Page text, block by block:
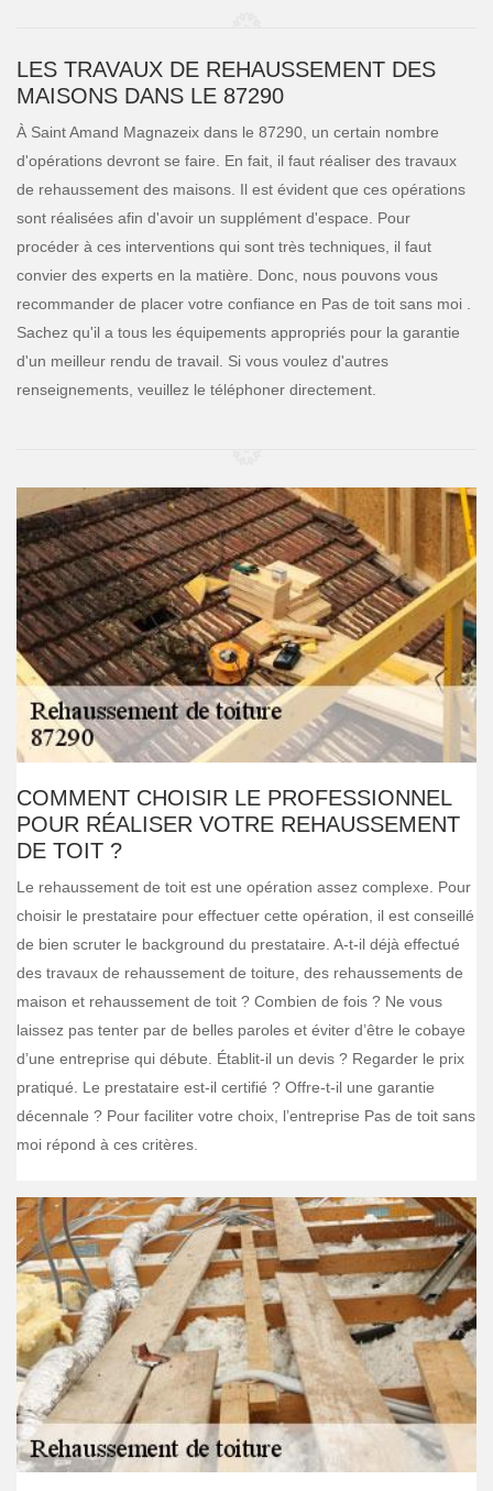
LES TRAVAUX DE REHAUSSEMENT DES
MAISONS DANS LE 87290
À Saint Amand Magnazeix dans le 87290, un certain nombre
d'opérations devront se faire. En fait, il faut réaliser des travaux
de rehaussement des maisons. Il est évident que ces opérations
sont réalisées afin d'avoir un supplément d'espace. Pour
procéder à ces interventions qui sont très techniques, il faut
convier des experts en la matière. Donc, nous pouvons vous
recommander de placer votre confiance en Pas de toit sans moi .
Sachez qu'il a tous les équipements appropriés pour la garantie
d'un meilleur rendu de travail. Si vous voulez d'autres
renseignements, veuillez le téléphoner directement.
COMMENT CHOISIR LE PROFESSIONNEL
POUR RÉALISER VOTRE REHAUSSEMENT
DE TOIT ?
Le rehaussement de toit est une opération assez complexe. Pour
choisir le prestataire pour effectuer cette opération, il est conseillé
de bien scruter le background du prestataire. A-t-il déjà effectué
des travaux de rehaussement de toiture, des rehaussements de
maison et rehaussement de toit ? Combien de fois ? Ne vous
laissez pas tenter par de belles paroles et éviter d’être le cobaye
d’une entreprise qui débute. Établit-il un devis ? Regarder le prix
pratiqué. Le prestataire est-il certifié ? Offre-t-il une garantie
décennale ? Pour faciliter votre choix, l’entreprise Pas de toit sans
moi répond à ces critères.